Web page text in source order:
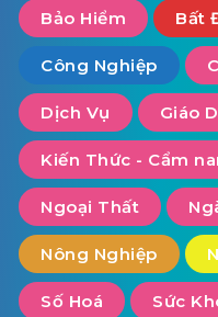
Bảo Hiểm Bất
Công Nghiệp
Dịch Vụ Giáo
Kiến Thức - Cẩm
Ngoại Thất
Nông Nghiệp
Số Hoá Sức